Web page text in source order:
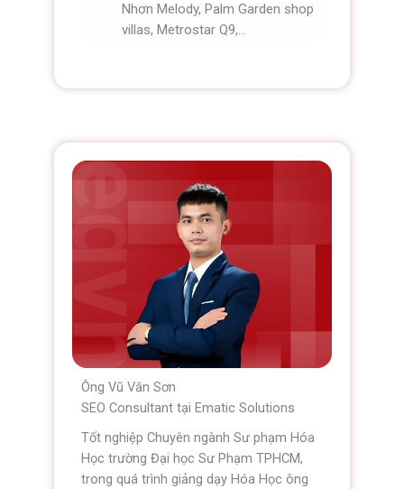
Nhơn Melody, Palm Garden shop
villas, Metrostar Q9,…
Ông Vũ Văn Sơn
SEO Consultant tại Ematic Solutions
Tốt nghiệp Chuyên ngành Sư phạm Hóa
Học trường Đại học Sư Phạm TPHCM,
trong quá trình giảng dạy Hóa Học ông